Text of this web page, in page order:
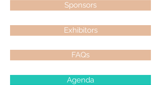
Sponsors
Exhibitors
FAQs
Agenda